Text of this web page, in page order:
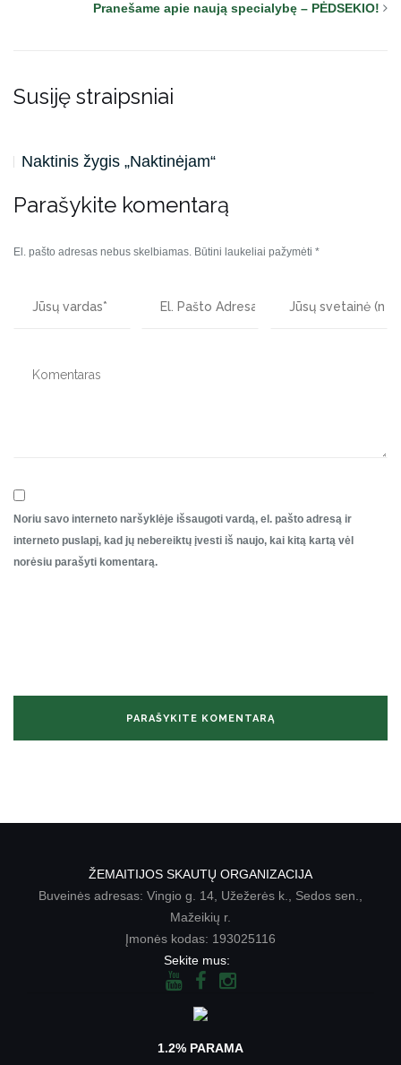
Pranešame apie naują specialybę – PĖDSEKIO!
Susiję straipsniai
Naktinis žygis „Naktinėjam“
Parašykite komentarą
El. pašto adresas nebus skelbiamas. Būtini laukeliai pažymėti *
Noriu savo interneto naršyklėje išsaugoti vardą, el. pašto adresą ir
interneto puslapį, kad jų nebereiktų įvesti iš naujo, kai kitą kartą vėl
norėsiu parašyti komentarą.
ŽEMAITIJOS SKAUTŲ ORGANIZACIJA
Buveinės adresas: Vingio g. 14, Užežerės k., Sedos sen.,
Mažeikių r.
Įmonės kodas: 193025116
Sekite mus:
1.2% PARAMA